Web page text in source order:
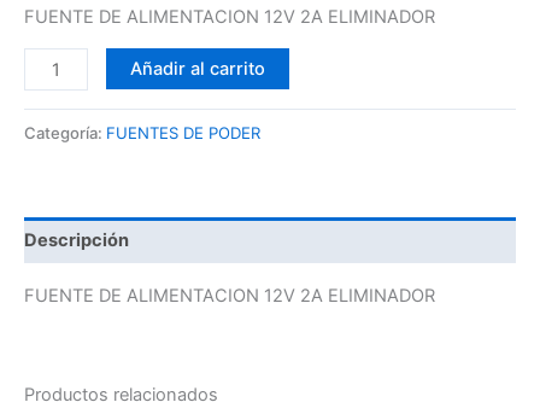
FUENTE DE ALIMENTACION 12V 2A ELIMINADOR
Añadir al carrito
Categoría: FUENTES DE PODER
Descripción
FUENTE DE ALIMENTACION 12V 2A ELIMINADOR
Productos relacionados